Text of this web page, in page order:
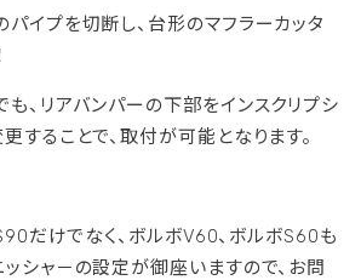
パイプを切断し、台形のマフラーカッタ
も、リアバンパーの下部をインスクリプシ
することで、取付が可能となります。
だけでなく、ボルボV60、ボルボS60も
シャ－の設定が御座いますので、お問